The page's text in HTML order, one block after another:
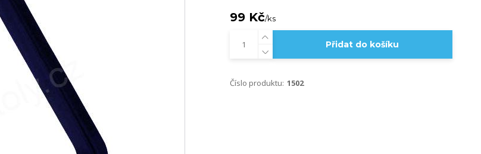
99 Kč/ks
Přidat do košíku
Číslo produktu: 1502